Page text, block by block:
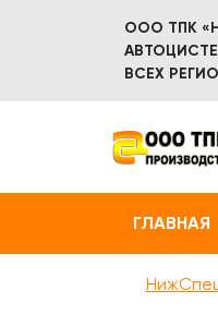
ООО ТПК
ВСЕХ
ГЛАВНАЯ